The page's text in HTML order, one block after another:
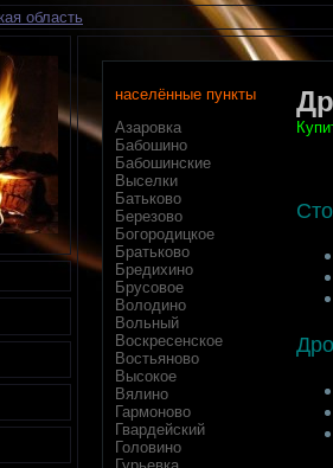
область
населённые пункты
Азаровка
Бабошино
Бабошинские
Выселки
Батьково
Березово
Богородицкое
Братьково
Бредихино
Брусовое
Володино
Вольный
Воскресенское
Востьяново
Высокое
Вялино
Гармоново
Гвардейский
Головино